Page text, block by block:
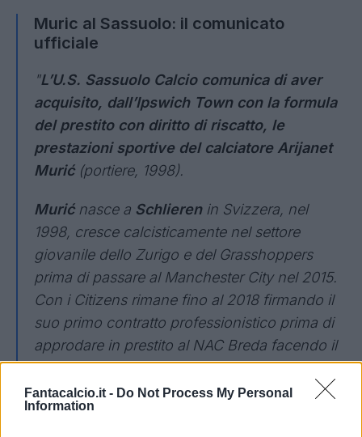
Fantacalcio.it - Do Not Process My Personal
Information
Muric al Sassuolo: il comunicato
ufficiale
"L’U.S. Sassuolo Calcio comunica di aver
acquisito, dall’Ipswich Town con la formula
del prestito con diritto di riscatto, le
prestazioni sportive del calciatore Arijanet
Murić (portiere, 1998).
Murićnasce a Schlierenin Svizzera, nel
1998, cresce calcisticamente nel settore
giovanile dello Zurigo e del Grasshoppers
prima di passare al Manchester City nel 2015.
Con i Citizens rimane fino al 2018 firmando il
suo primo contratto professionistico prima di
approdare in prestito al NAC Breda facendo il
suo esordio nel calcio dei grandi il 18 agosto
2018 in Eredivise. In Olanda resta pochissimo
in quanto verrà richiamato subito a